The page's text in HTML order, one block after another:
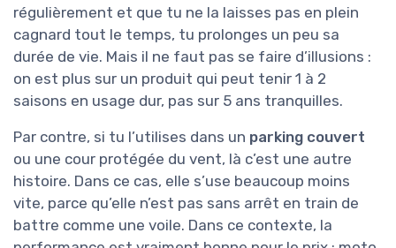
régulièrement et que tu ne la laisses pas en plein
cagnard tout le temps, tu prolonges un peu sa
durée de vie. Mais il ne faut pas se faire d’illusions :
on est plus sur un produit qui peut tenir 1 à 2
saisons en usage dur, pas sur 5 ans tranquilles.
Par contre, si tu l’utilises dans un parking couvert
ou une cour protégée du vent, là c’est une autre
histoire. Dans ce cas, elle s’use beaucoup moins
vite, parce qu’elle n’est pas sans arrêt en train de
battre comme une voile. Dans ce contexte, la